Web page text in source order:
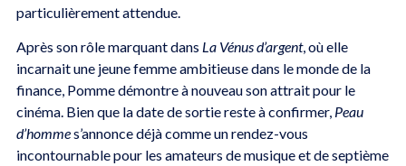
particulièrement attendue.
Après son rôle marquant dans La Vénus d’argent, où elle
incarnait une jeune femme ambitieuse dans le monde de la
finance, Pomme démontre à nouveau son attrait pour le
cinéma. Bien que la date de sortie reste à confirmer, Peau
d’hommes’annonce déjà comme un rendez-vous
incontournable pour les amateurs de musique et de septième